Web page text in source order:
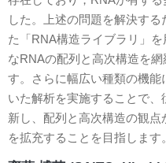
した。上述の問題を解決す
た「RNA構造ライブラリ」
なRNAの配列と高次構造を
す。さらに幅広い種類の機
いた解析を実施することで
新し、配列と高次構造の観
を拡充することを目指します。